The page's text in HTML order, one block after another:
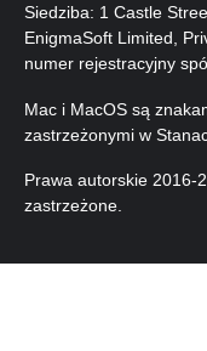
Siedziba: 1 Castle
EnigmaSoft Limited,
numer rejestracyjny
Mac i MacOS są
zastrzeżonymi w
Prawa autorskie 2016-
zastrzeżone.